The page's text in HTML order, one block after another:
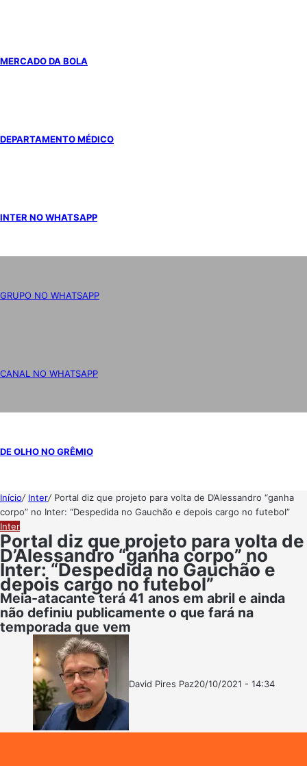
MERCADO DA BOLA
DEPARTAMENTO MÉDICO
INTER NO WHATSAPP
GRUPO NO WHATSAPP
CANAL NO WHATSAPP
DE OLHO NO GRÊMIO
Início/ Inter/ Portal diz que projeto para volta de D’Alessandro “ganha
corpo” no Inter: “Despedida no Gauchão e depois cargo no futebol”
Inter
Portal diz que projeto para volta de
D’Alessandro “ganha corpo” no
Inter: “Despedida no Gauchão e
depois cargo no futebol”
Meia-atacante terá 41 anos em abril e ainda
não definiu publicamente o que fará na
temporada que vem
David Pires PazFollow
Mande
20/10/2021 - 14:34